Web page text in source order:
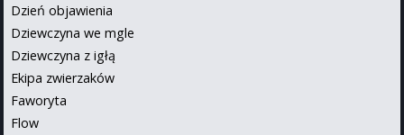
Dzień objawienia
Dziewczyna we mgle
Dziewczyna z igłą
Ekipa zwierzaków
Faworyta
Flow